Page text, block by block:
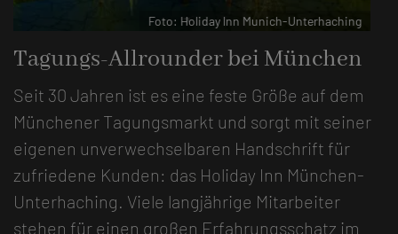
Foto: Holiday lnn Munich-Unterhaching
Tagungs-Allrounder bei München
Seit 30 Jahren ist es eine feste Größe auf dem
Münchener Tagungsmarkt und sorgt mit seiner
eigenen unverwechselbaren Handschrift für
zufriedene Kunden: das Holiday Inn München-
Unterhaching. Viele langjährige Mitarbeiter
stehen für einen großen Erfahrungsschatz im